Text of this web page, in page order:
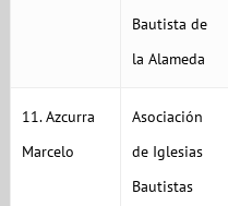
Bautista de
la Alameda
11. Azcurra
Marcelo
Asociación
de Iglesias
Bautistas